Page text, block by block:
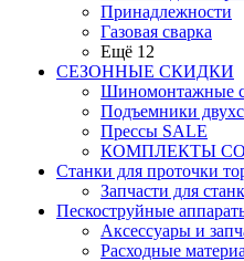
Принадлежности
Газовая сварка
Ещё 12
СЕЗОННЫЕ СКИДКИ
Шиномонтажные
Подъемники
Прессы SALE
КОМПЛЕКТЫ
Станки для проточки
Запчасти для
Пескоструйные
Аксессуары и
Расходные